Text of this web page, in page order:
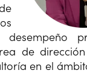
desempeño
de
en el